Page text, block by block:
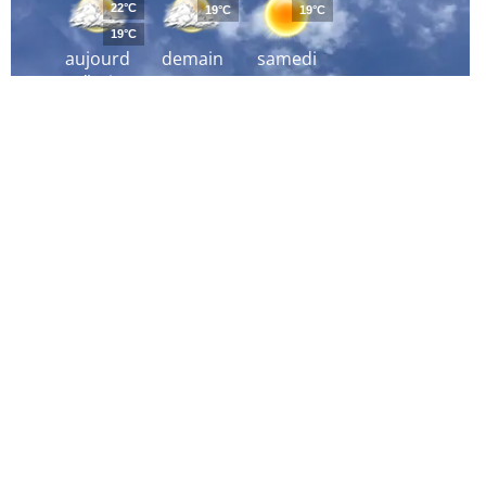
aujourd
´hui
22°C
19°C
demain
19°C
samedi
19°C